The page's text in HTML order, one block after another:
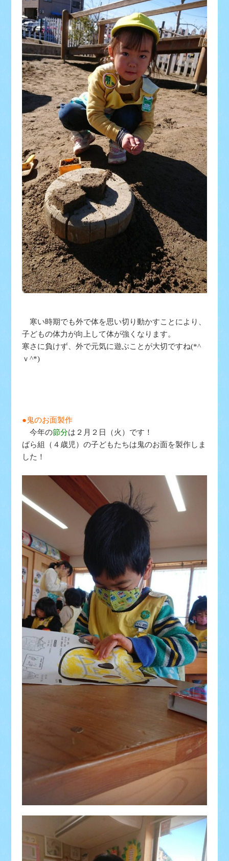
寒い時期でも外で体を思い切り動かすことにより、
子どもの体力が向上して体が強くなります。
寒さに負けず、外で元気に遊ぶことが大切ですね(*^
ｖ^*)
●鬼のお面製作
今年の節分は２月２日（火）です！
ばら組（４歳児）の子どもたちは鬼のお面を製作しま
した！